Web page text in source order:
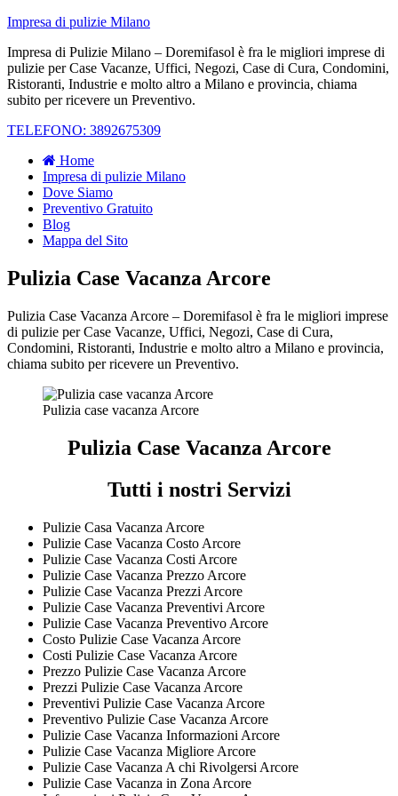
Impresa di pulizie Milano
Impresa di Pulizie Milano – Doremifasol è fra le migliori imprese di
pulizie per Case Vacanze, Uffici, Negozi, Case di Cura, Condomini,
Ristoranti, Industrie e molto altro a Milano e provincia, chiama
subito per ricevere un Preventivo.
TELEFONO: 3892675309
Home
Impresa di pulizie Milano
Dove Siamo
Preventivo Gratuito
Blog
Mappa del Sito
Pulizia Case Vacanza Arcore
Pulizia Case Vacanza Arcore – Doremifasol è fra le migliori imprese
di pulizie per Case Vacanze, Uffici, Negozi, Case di Cura,
Condomini, Ristoranti, Industrie e molto altro a Milano e provincia,
chiama subito per ricevere un Preventivo.
Pulizia case vacanza Arcore
Pulizia Case Vacanza Arcore
Tutti i nostri Servizi
Pulizie Casa Vacanza Arcore
Pulizie Case Vacanza Costo Arcore
Pulizie Case Vacanza Costi Arcore
Pulizie Case Vacanza Prezzo Arcore
Pulizie Case Vacanza Prezzi Arcore
Pulizie Case Vacanza Preventivi Arcore
Pulizie Case Vacanza Preventivo Arcore
Costo Pulizie Case Vacanza Arcore
Costi Pulizie Case Vacanza Arcore
Prezzo Pulizie Case Vacanza Arcore
Prezzi Pulizie Case Vacanza Arcore
Preventivi Pulizie Case Vacanza Arcore
Preventivo Pulizie Case Vacanza Arcore
Pulizie Case Vacanza Informazioni Arcore
Pulizie Case Vacanza Migliore Arcore
Pulizie Case Vacanza A chi Rivolgersi Arcore
Pulizie Case Vacanza in Zona Arcore